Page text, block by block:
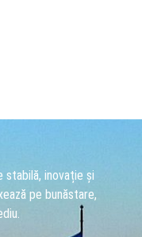
stabilă, inovație și
pe bunăstare,